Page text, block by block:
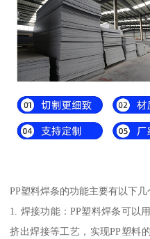
PP塑料焊条的功能主要有以下几
1. 焊接功能：PP塑料焊条可以
挤出焊接等工艺，实现PP塑料